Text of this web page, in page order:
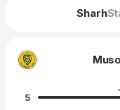
Sharh
5